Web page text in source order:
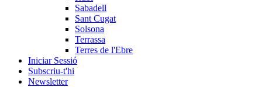
Sabadell
Sant Cugat
Solsona
Terrassa
Terres de l'Ebre
Iniciar Sessió
Subscriu-t'hi
Newsletter